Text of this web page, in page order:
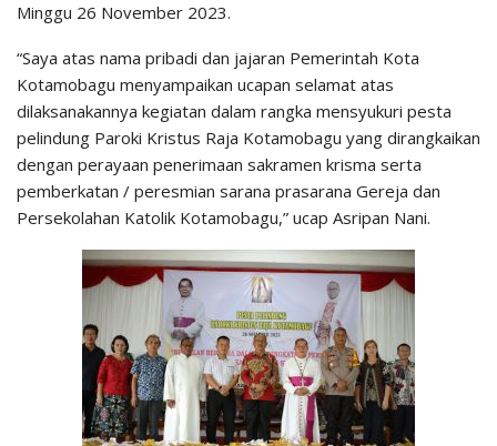
Minggu 26 November 2023.
“Saya atas nama pribadi dan jajaran Pemerintah Kota
Kotamobagu menyampaikan ucapan selamat atas
dilaksanakannya kegiatan dalam rangka mensyukuri pesta
pelindung Paroki Kristus Raja Kotamobagu yang dirangkaikan
dengan perayaan penerimaan sakramen krisma serta
pemberkatan / peresmian sarana prasarana Gereja dan
Persekolahan Katolik Kotamobagu,” ucap Asripan Nani.